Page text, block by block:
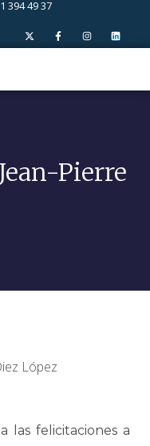
394 49 37
Pierre
López
las felicitaciones a